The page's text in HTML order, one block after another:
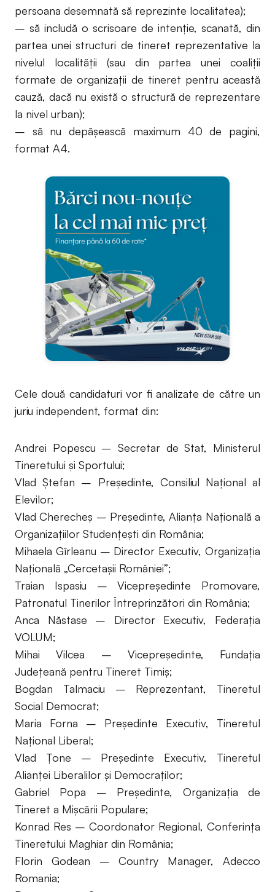
persoana desemnată să reprezinte localitatea);
– să includă o scrisoare de intenție, scanată, din
partea unei structuri de tineret reprezentative la
nivelul localității (sau din partea unei coaliții
formate de organizații de tineret pentru această
cauză, dacă nu există o structură de reprezentare
la nivel urban);
– să nu depășească maximum 40 de pagini,
format A4.
Cele două candidaturi vor fi analizate de către un
juriu independent, format din:
Andrei Popescu – Secretar de Stat, Ministerul
Tineretului și Sportului;
Vlad Ștefan – Președinte, Consiliul Național al
Elevilor;
Vlad Cherecheș – Președinte, Alianța Națională a
Organizațiilor Studențești din România;
Mihaela Gîrleanu – Director Executiv, Organizația
Națională „Cercetașii României”;
Traian Ispasiu – Vicepreședinte Promovare,
Patronatul Tinerilor Întreprinzători din România;
Anca Năstase – Director Executiv, Federația
VOLUM;
Mihai Vilcea – Vicepreședinte, Fundația
Județeană pentru Tineret Timiș;
Bogdan Talmaciu – Reprezentant, Tineretul
Social Democrat;
Maria Forna – Președinte Executiv, Tineretul
Național Liberal;
Vlad Țone – Președinte Executiv, Tineretul
Alianței Liberalilor și Democraților;
Gabriel Popa – Președinte, Organizația de
Tineret a Mișcării Populare;
Konrad Res – Coordonator Regional, Conferința
Tineretului Maghiar din România;
Florin Godean – Country Manager, Adecco
Romania;